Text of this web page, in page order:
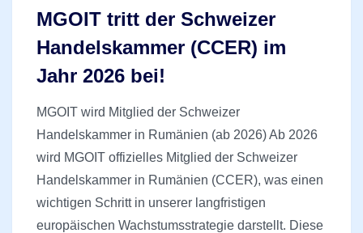
MGOIT tritt der Schweizer
Handelskammer (CCER) im
Jahr 2026 bei!
MGOIT wird Mitglied der Schweizer
Handelskammer in Rumänien (ab 2026) Ab 2026
wird MGOIT offizielles Mitglied der Schweizer
Handelskammer in Rumänien (CCER), was einen
wichtigen Schritt in unserer langfristigen
europäischen Wachstumsstrategie darstellt. Diese